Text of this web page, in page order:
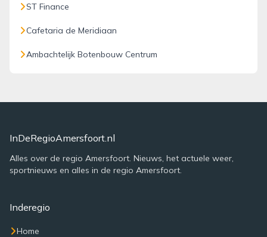
ST Finance
Cafetaria de Meridiaan
Ambachtelijk Botenbouw Centrum
InDeRegioAmersfoort.nl
Alles over de regio Amersfoort. Nieuws, het actuele weer,
sportnieuws en alles in de regio Amersfoort.
Inderegio
Home